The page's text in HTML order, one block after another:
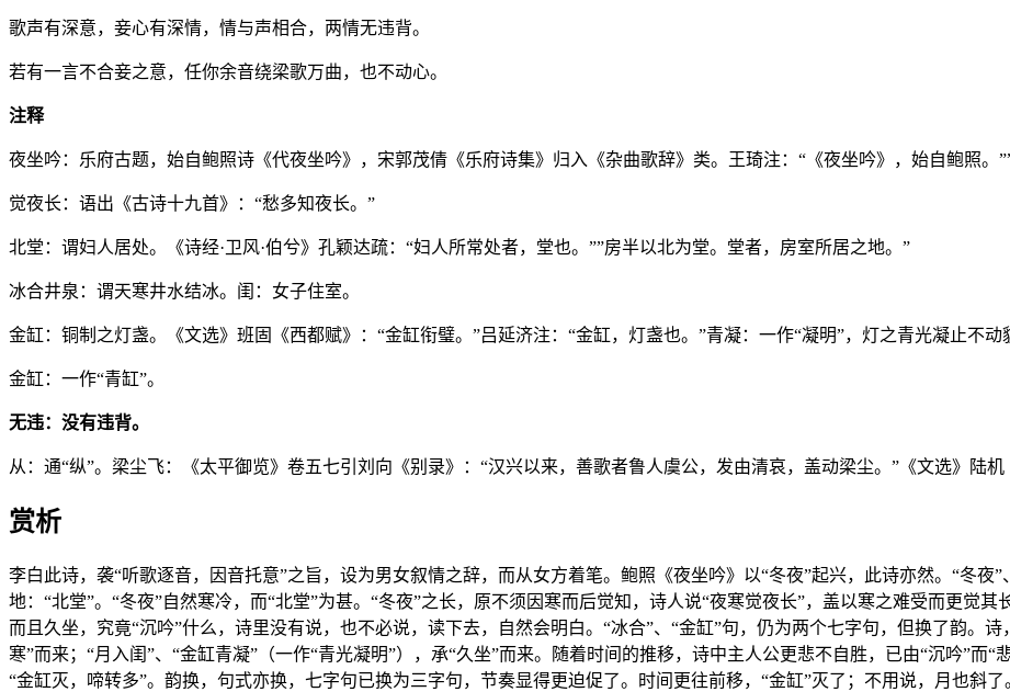
歌声有深意，妾心有深情，情与声相合，两情无违背。
若有一言不合妾之意，任你余音绕梁歌万曲，也不动心。
注释
夜坐吟：乐府古题，始自鲍照诗《代夜坐吟》，宋郭茂倩《乐府诗集》归入《杂曲歌辞》类。王琦注：“《夜坐吟》，始自鲍照。
觉夜长：语出《古诗十九首》：“愁多知夜长。”
北堂：谓妇人居处。《诗经·卫风·伯兮》孔颖达疏：“妇人所常处者，堂也。””房半以北为堂。堂者，房室所居之地。”
冰合井泉：谓天寒井水结冰。闺：女子住室。
金缸：铜制之灯盏。《文选》班固《西都赋》：“金缸衔璧。”吕延济注：“金缸，灯盏也。”青凝：一作“凝明”，灯之青光凝止不动
金缸：一作“青缸”。
无违：没有违背。
从：通“纵”。梁尘飞：《太平御览》卷五七引刘向《别录》：“汉兴以来，善歌者鲁人虞公，发由清哀，盖动梁尘。”《文选》陆
赏析
李白此诗，袭“听歌逐音，因音托意”之旨，设为男女叙情之辞，而从女方着笔。鲍照《夜坐吟》以“冬夜”起兴，此诗亦然。“冬夜”
地：“北堂”。“冬夜”自然寒冷，而“北堂”为甚。“冬夜”之长，原不须因寒而后觉知，诗人说“夜寒觉夜长”，盖以寒之难受而更觉其
而且久坐，究竟“沉吟”什么，诗里没有说，也不必说，读下去，自然会明白。“冰合”、“金缸”句，仍为两个七字句，但换了韵。
寒”而来；“月入闺”、“金缸青凝”（一作“青光凝明”），承“久坐”而来。随着时间的推移，诗中主人公更悲不自胜，已由“沉吟”而“
“金缸灭，啼转多”。韵换，句式亦换，七字句已换为三字句，节奏显得更迫促了。时间更往前移，“金缸”灭了；不用说，月也斜